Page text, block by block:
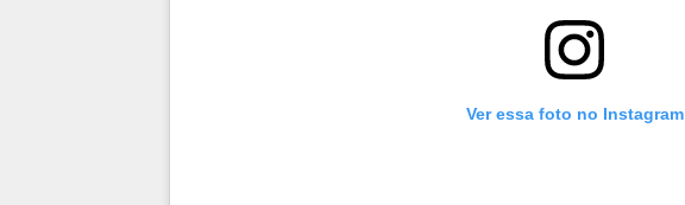
Ver essa foto no Instagram